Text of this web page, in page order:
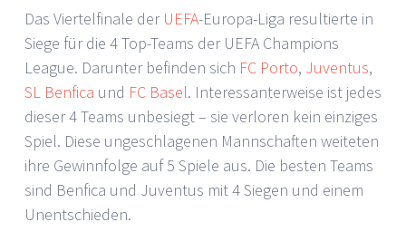
Das Viertelfinale der UEFA-Europa-Liga resultierte in
Siege für die 4 Top-Teams der UEFA Champions
League. Darunter befinden sich FC Porto, Juventus,
SL Benfica und FC Basel. Interessanterweise ist jedes
dieser 4 Teams unbesiegt – sie verloren kein einziges
Spiel. Diese ungeschlagenen Mannschaften weiteten
ihre Gewinnfolge auf 5 Spiele aus. Die besten Teams
sind Benfica und Juventus mit 4 Siegen und einem
Unentschieden.